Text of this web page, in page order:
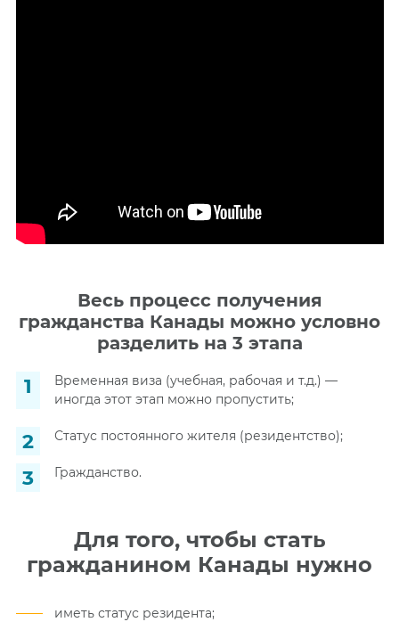
Весь процесс получения
гражданства Канады можно условно
разделить на 3 этапа
Временная виза (учебная, рабочая и т.д.) —
иногда этот этап можно пропустить;
Статус постоянного жителя (резидентство);
Гражданство.
Для того, чтобы стать
гражданином Канады нужно
иметь статус резидента;